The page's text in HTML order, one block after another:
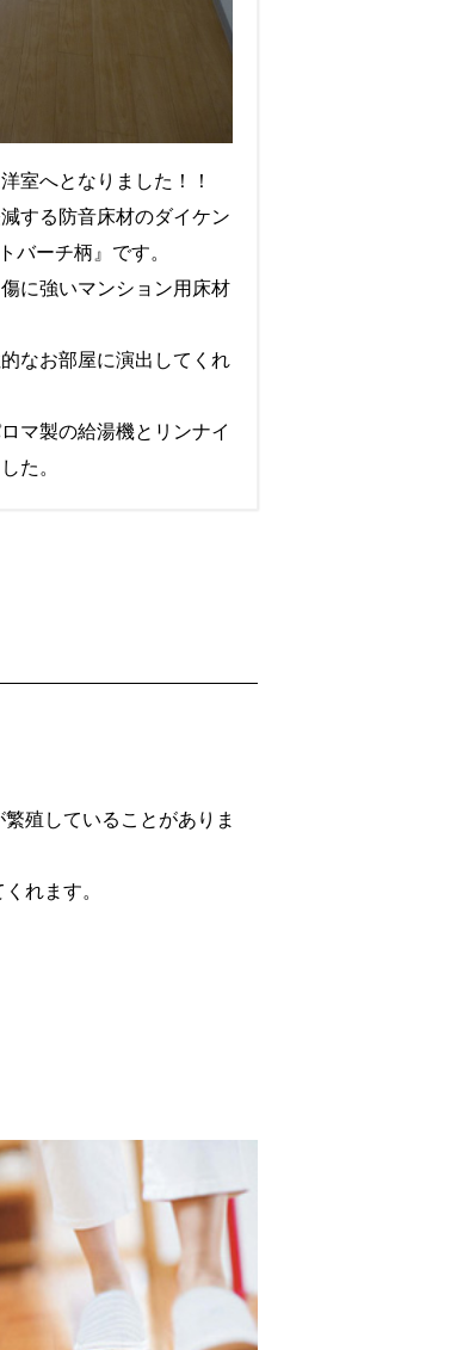
室へとなりました！！
する防音床材のダイケン
バーチ柄』です。
に強いマンション用床材
なお部屋に演出してくれ
マ製の給湯機とリンナイ
た。
殖していることがありま
れます。